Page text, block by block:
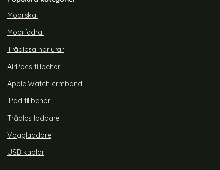
179 krtidigare pris
299 kr
Tillgänglighet:
Lagervara
Mobilskal
Mobilfodral
Trådlösa hörlurar
AirPods tillbehör
Apple Watch armband
iPad tillbehör
Trådlös laddare
Väggladdare
USB kablar